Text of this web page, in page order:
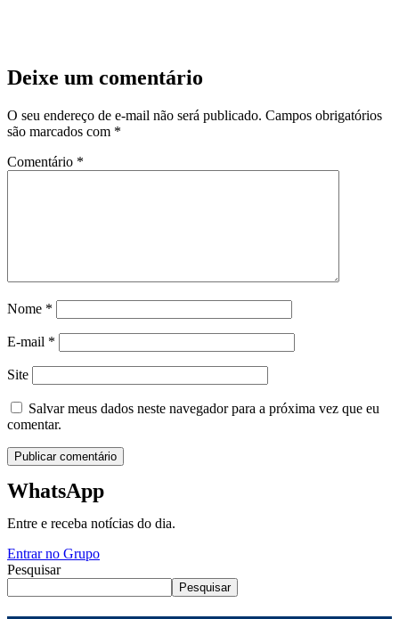
Deixe um comentário
O seu endereço de e-mail não será publicado. Campos obrigatórios
são marcados com *
Comentário *
Nome *
E-mail *
Site
Salvar meus dados neste navegador para a próxima vez que eu
comentar.
WhatsApp
Entre e receba notícias do dia.
Entrar no Grupo
Pesquisar
Pesquisar